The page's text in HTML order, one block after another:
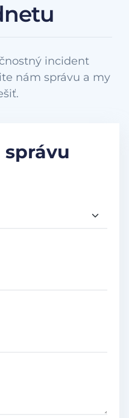
incident
nám správu a my
správu